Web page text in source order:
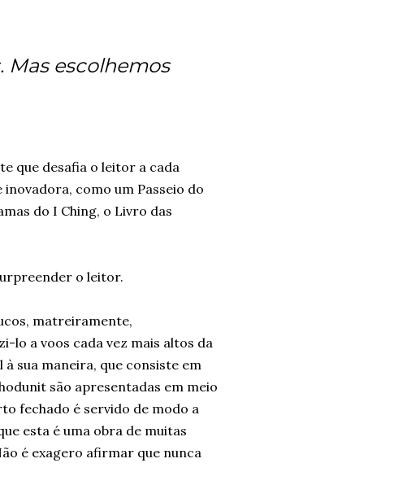
Mas escolhemos
que desafia o leitor a cada
como um Passeio do
do I Ching, o Livro das
o leitor.
matreiramente,
lo a voos cada vez mais altos da
sua maneira, que consiste em
são apresentadas em meio
fechado é servido de modo a
esta é uma obra de muitas
é exagero afirmar que nunca